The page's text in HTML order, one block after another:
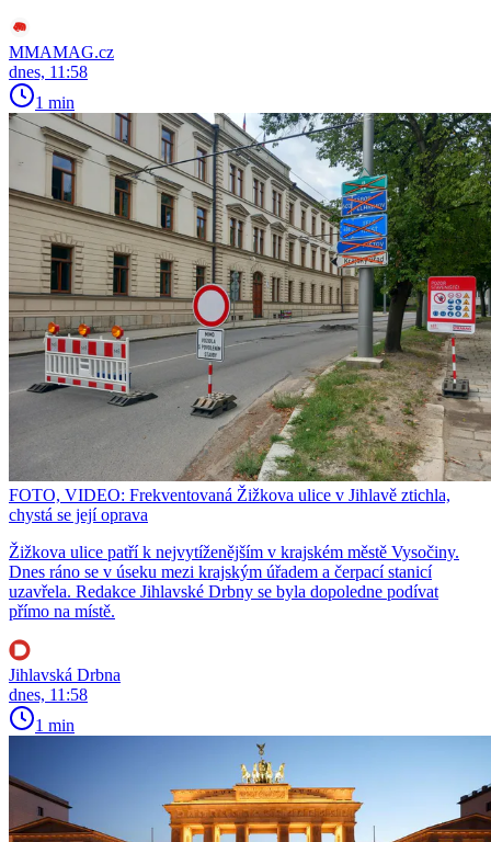
MMAMAG.cz
dnes, 11:58
1 min
FOTO, VIDEO: Frekventovaná Žižkova ulice v Jihlavě ztichla,
chystá se její oprava
Žižkova ulice patří k nejvytíženějším v krajském městě Vysočiny.
Dnes ráno se v úseku mezi krajským úřadem a čerpací stanicí
uzavřela. Redakce Jihlavské Drbny se byla dopoledne podívat
přímo na místě.
Jihlavská Drbna
dnes, 11:58
1 min